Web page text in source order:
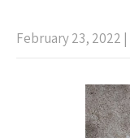
February 23, 2022 |